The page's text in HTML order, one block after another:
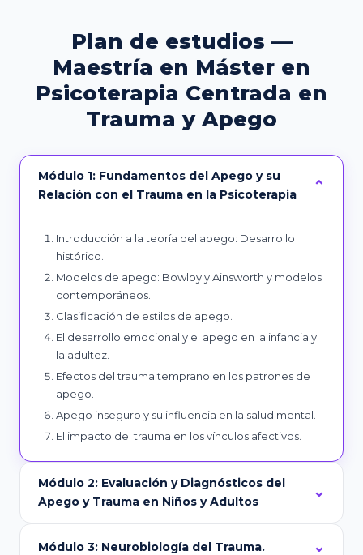
Plan de estudios —
Maestría en Máster en
Psicoterapia Centrada en
Trauma y Apego
Módulo 1: Fundamentos del Apego y su
Relación con el Trauma en la Psicoterapia
Introducción a la teoría del apego: Desarrollo
histórico.
Modelos de apego: Bowlby y Ainsworth y modelos
contemporáneos.
Clasificación de estilos de apego.
El desarrollo emocional y el apego en la infancia y
la adultez.
Efectos del trauma temprano en los patrones de
apego.
Apego inseguro y su influencia en la salud mental.
El impacto del trauma en los vínculos afectivos.
Módulo 2: Evaluación y Diagnósticos del
Apego y Trauma en Niños y Adultos
Módulo 3: Neurobiología del Trauma.